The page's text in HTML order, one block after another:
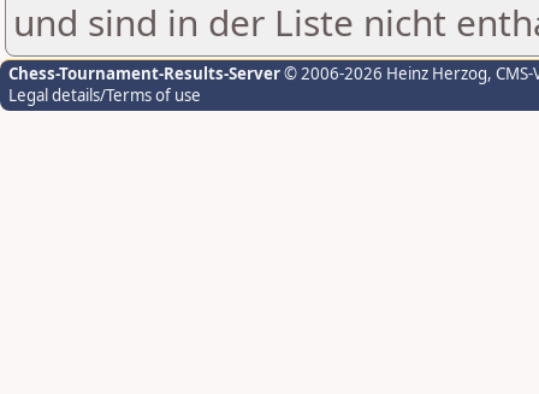
und sind in der Liste nicht
Chess-Tournament-Results-Server© 2006-2026 Heinz Herzog,
Legal details/Terms of use